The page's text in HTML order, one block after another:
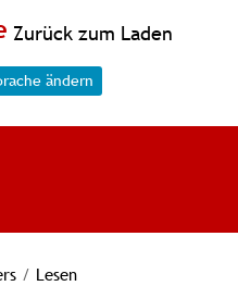
Zurück zum Laden
ändern
/ Lesen